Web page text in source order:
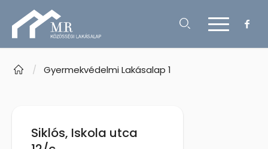
/ Gyermekvédelmi Lakásalap 1
Siklós, Iskola utca